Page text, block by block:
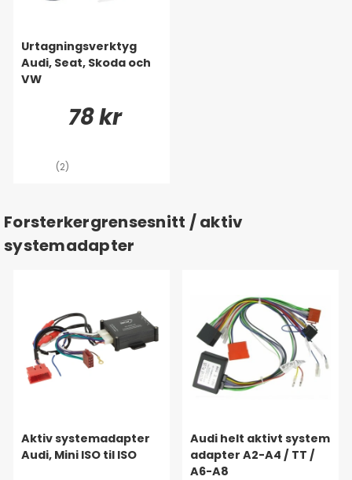
Urtagningsverktyg
Audi, Seat, Skoda och
VW
78 kr
(2)
Forsterkergrensesnitt / aktiv
systemadapter
Aktiv systemadapter
Audi, Mini ISO til ISO
Audi helt aktivt system
adapter A2-A4 / TT /
A6-A8